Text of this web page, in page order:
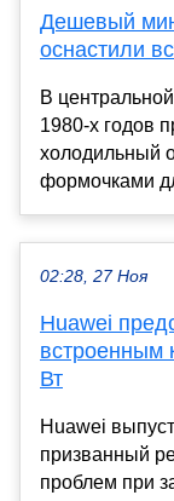
Дешевый
оснастили
В
1980-х годов
холодильный
формочками
02:28, 27 Ноя
Huawei
встроенным
Вт
Huawei
призванный
проблем при